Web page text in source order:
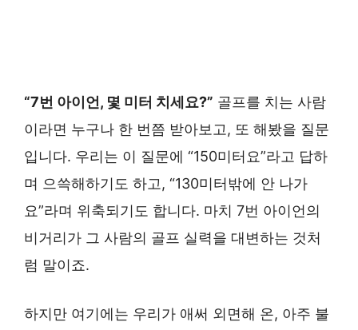
“7번 아이언, 몇 미터 치세요?” 골프를 치는 사람
이라면 누구나 한 번쯤 받아보고, 또 해봤을 질문
입니다. 우리는 이 질문에 “150미터요”라고 답하
며 으쓱해하기도 하고, “130미터밖에 안 나가
요”라며 위축되기도 합니다. 마치 7번 아이언의
비거리가 그 사람의 골프 실력을 대변하는 것처
럼 말이죠.
하지만 여기에는 우리가 애써 외면해 온, 아주 불